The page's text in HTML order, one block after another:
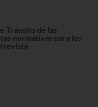
Tránsito de las
normativas para los